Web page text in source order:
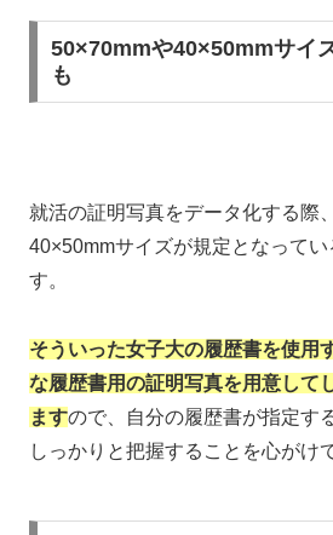
50×70mmや40×50mmサイ
も
就活の証明写真をデータ化する際
40×50mmサイズが規定となってい
す。
そういった女子大の履歴書を使用
な履歴書用の証明写真を用意して
ますので、自分の履歴書が指定す
しっかりと把握することを心がけ